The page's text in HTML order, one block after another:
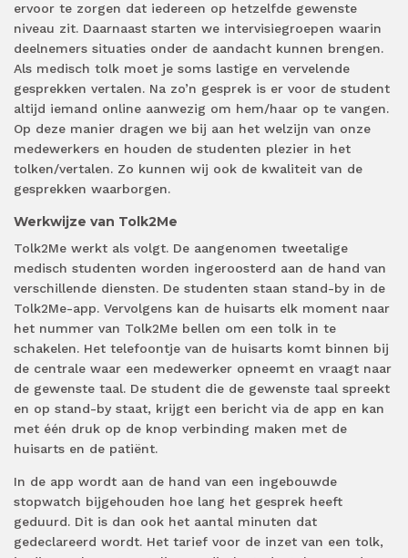
ervoor te zorgen dat iedereen op hetzelfde gewenste
niveau zit. Daarnaast starten we intervisiegroepen waarin
deelnemers situaties onder de aandacht kunnen brengen.
Als medisch tolk moet je soms lastige en vervelende
gesprekken vertalen. Na zo’n gesprek is er voor de student
altijd iemand online aanwezig om hem/haar op te vangen.
Op deze manier dragen we bij aan het welzijn van onze
medewerkers en houden de studenten plezier in het
tolken/vertalen. Zo kunnen wij ook de kwaliteit van de
gesprekken waarborgen.
Werkwijze van Tolk2Me
Tolk2Me werkt als volgt. De aangenomen tweetalige
medisch studenten worden ingeroosterd aan de hand van
verschillende diensten. De studenten staan stand-by in de
Tolk2Me-app. Vervolgens kan de huisarts elk moment naar
het nummer van Tolk2Me bellen om een tolk in te
schakelen. Het telefoontje van de huisarts komt binnen bij
de centrale waar een medewerker opneemt en vraagt naar
de gewenste taal. De student die de gewenste taal spreekt
en op stand-by staat, krijgt een bericht via de app en kan
met één druk op de knop verbinding maken met de
huisarts en de patiënt.
In de app wordt aan de hand van een ingebouwde
stopwatch bijgehouden hoe lang het gesprek heeft
geduurd. Dit is dan ook het aantal minuten dat
gedeclareerd wordt. Het tarief voor de inzet van een tolk,